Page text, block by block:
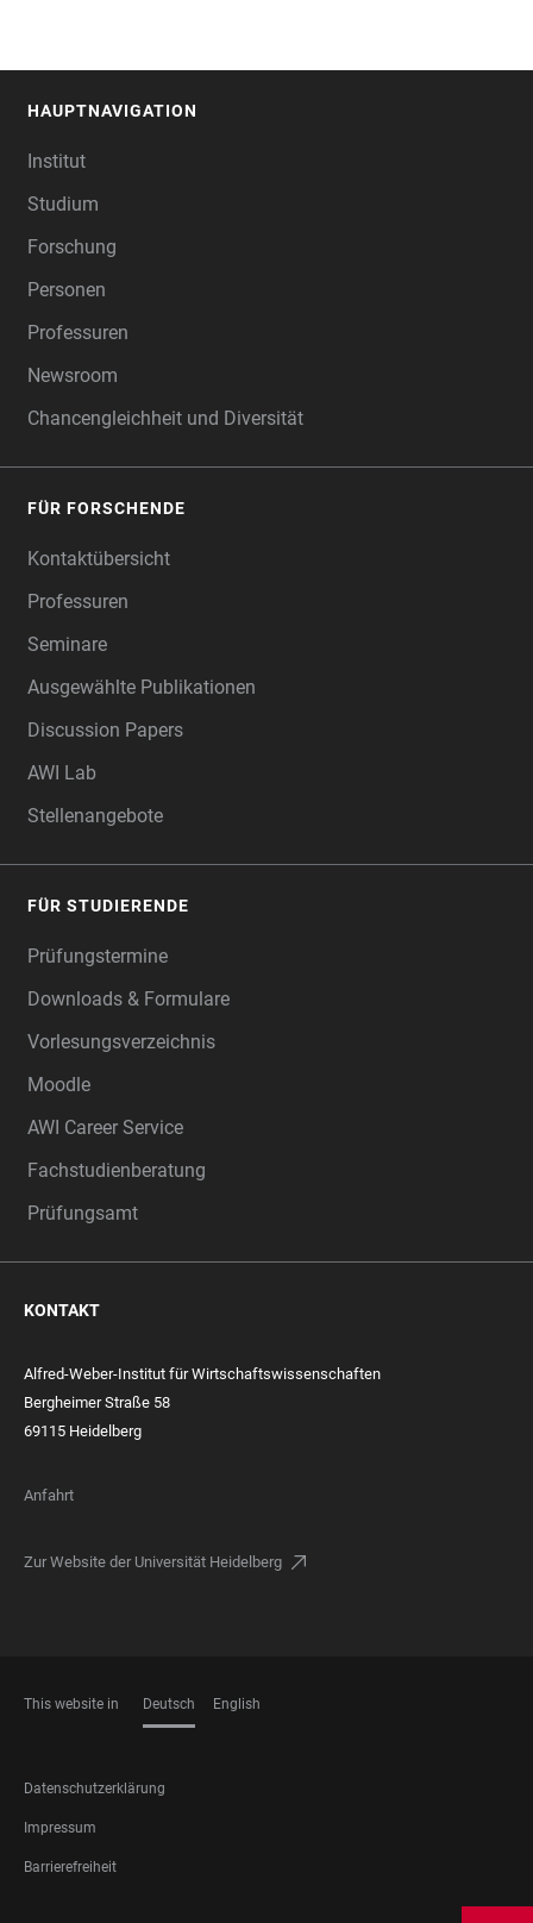
HAUPTNAVIGATION
Institut
Studium
Forschung
Personen
Professuren
Newsroom
Chancengleichheit und Diversität
FÜR FORSCHENDE
Kontaktübersicht
Professuren
Seminare
Ausgewählte Publikationen
Discussion Papers
AWI Lab
Stellenangebote
FÜR STUDIERENDE
Prüfungstermine
Downloads & Formulare
Vorlesungsverzeichnis
Moodle
AWI Career Service
Fachstudienberatung
Prüfungsamt
KONTAKT
Alfred-Weber-Institut für Wirtschaftswissenschaften
Bergheimer Straße 58
69115 Heidelberg
Anfahrt
Zur Website der Universität Heidelberg
This website in Deutsch English
FOOTER
LEGAL
Datenschutzerklärung
Impressum
Barrierefreiheit